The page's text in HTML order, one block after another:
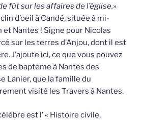
fût sur les affaires de l’église.»
d’oeil à Candé, située à mi-
Nantes ! Signe pour Nicolas
sur les terres d’Anjou, dont il est
J’ajoute ici, ce que vous pouvez
de baptême à Nantes des
Lanier, que la famille du
visité les Travers à Nantes.
est l’ « Histoire civile,